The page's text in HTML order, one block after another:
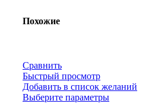
Похожие
Сравнить
Быстрый просмотр
Добавить в список желаний
Выберите параметры